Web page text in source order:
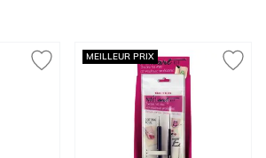
MEILLEUR PRIX